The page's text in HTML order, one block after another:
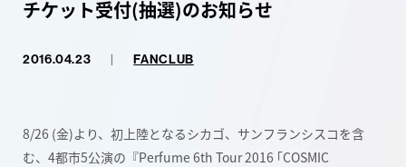
チケット受付(抽選)のお知らせ
2016.04.23 | FANCLUB
8/26 (金)より、初上陸となるシカゴ、サンフランシスコを含
む、4都市5公演の『Perfume 6th Tour 2016 ｢COSMIC